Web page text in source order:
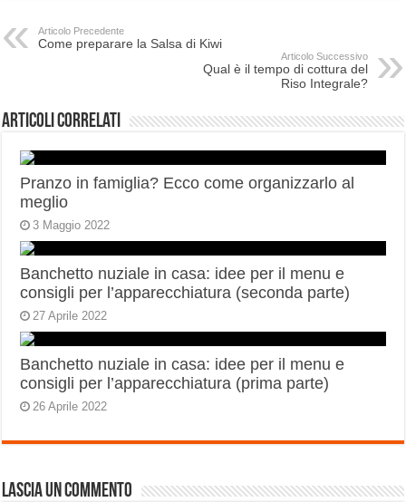
Articolo Precedente
Come preparare la Salsa di Kiwi
Articolo Successivo
Qual è il tempo di cottura del
Riso Integrale?
Articoli correlati
Pranzo in famiglia? Ecco come organizzarlo al
meglio
3 Maggio 2022
Banchetto nuziale in casa: idee per il menu e
consigli per l’apparecchiatura (seconda parte)
27 Aprile 2022
Banchetto nuziale in casa: idee per il menu e
consigli per l’apparecchiatura (prima parte)
26 Aprile 2022
Lascia un commento